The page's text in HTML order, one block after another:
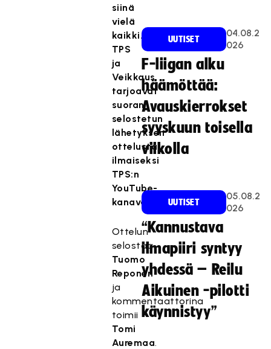
siinä
vielä
kaikki.
TPS
ja
Veikkaus
tarjoavat
suoran
selostetun
lähetyksen
ottelusta
ilmaiseksi
TPS:n
YouTube-
kanavalla!
Ottelun
selostaa
Tuomo
Reponen
ja
kommentaattorina
toimii
Tomi
Auremaa.
UUTISET
04.08.2
026
F-liigan alku
häämöttää:
Avauskierrokset
syyskuun toisella
viikolla
UUTISET
05.08.2
026
“Kannustava
ilmapiiri syntyy
yhdessä – Reilu
Aikuinen -pilotti
käynnistyy”